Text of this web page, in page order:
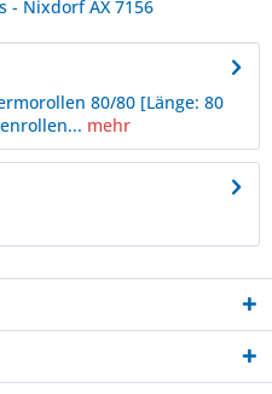
- Nixdorf AX 7156
80/80 [Länge: 80
mehr